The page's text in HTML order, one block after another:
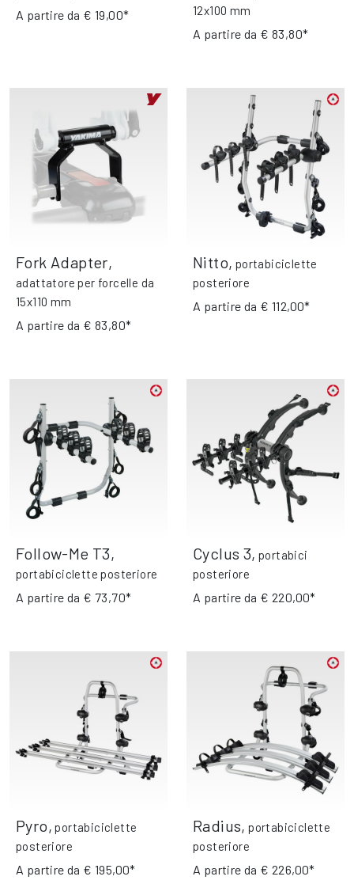
A partire da € 19,00*
12x100 mm
A partire da € 83,80*
Fork Adapter,
adattatore per forcelle da
15x110 mm
A partire da € 83,80*
Nitto, portabiciclette
posteriore
A partire da € 112,00*
Follow-Me T3,
portabiciclette posteriore
A partire da € 73,70*
Cyclus 3, portabici
posteriore
A partire da € 220,00*
Pyro, portabiciclette
posteriore
A partire da € 195,00*
Radius, portabiciclette
posteriore
A partire da € 226,00*